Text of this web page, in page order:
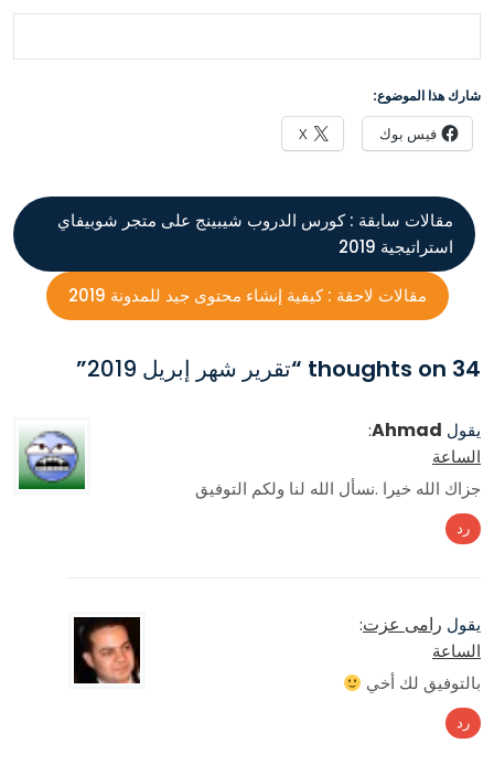
شارك هذا الموضوع:
فيس بوك X
مقالات سابقة : كورس الدروب شيبينج على متجر شوبيفاي
استراتيجية 2019
مقالات لاحقة : كيفية إنشاء محتوى جيد للمدونة 2019
34 thoughts on “ تقرير شهر إبريل 2019 ”
يقول Ahmad
:
الساعة
جزاك الله خيرا .نسأل الله لنا ولكم التوفيق
رد
يقول رامى عزت:
الساعة
بالتوفيق لك أخي
رد